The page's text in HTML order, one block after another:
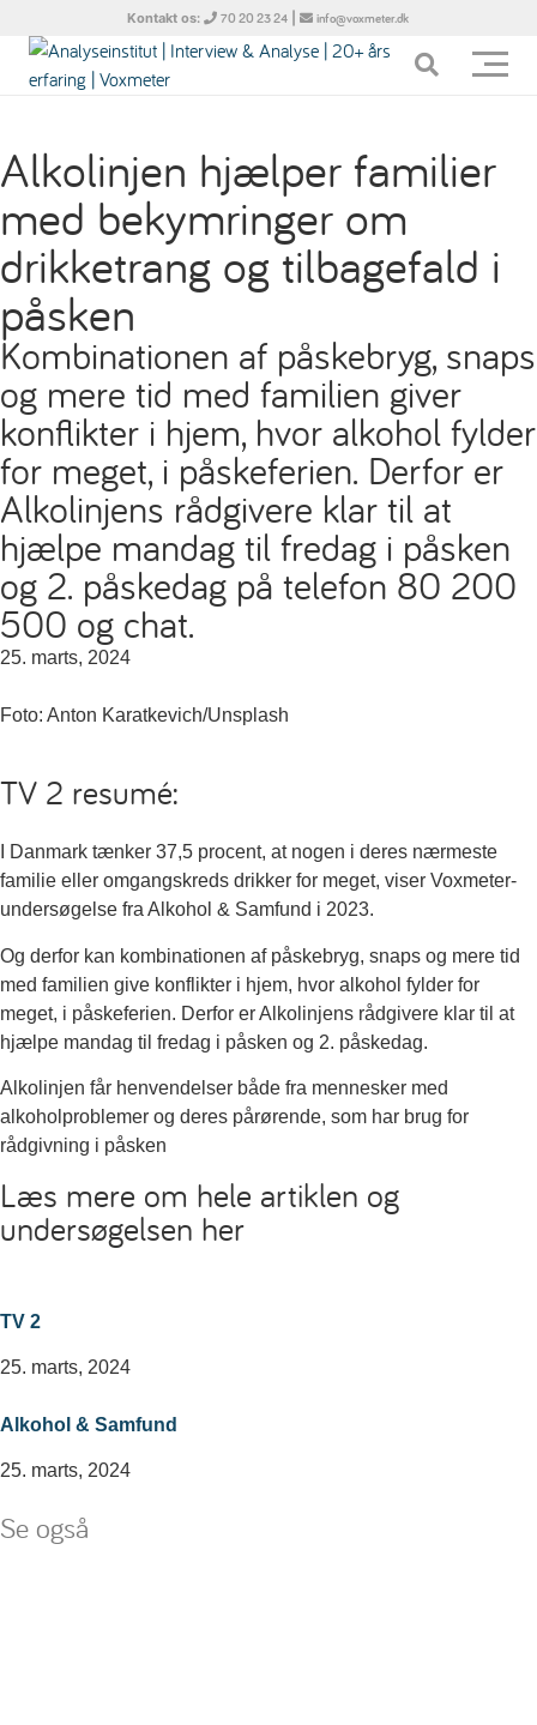
Kontakt os: 70 20 23 24 | info@voxmeter.dk
Alkolinjen hjælper familier
med bekymringer om
drikketrang og tilbagefald i
påsken
Kombinationen af påskebryg, snaps
og mere tid med familien giver
konflikter i hjem, hvor alkohol fylder
for meget, i påskeferien. Derfor er
Alkolinjens rådgivere klar til at
hjælpe mandag til fredag i påsken
og 2. påskedag på telefon 80 200
500 og chat.
25. marts, 2024
Foto: Anton Karatkevich/Unsplash
TV 2 resumé:
I Danmark tænker 37,5 procent, at nogen i deres nærmeste
familie eller omgangskreds drikker for meget, viser Voxmeter-
undersøgelse fra Alkohol & Samfund i 2023.
Og derfor kan kombinationen af påskebryg, snaps og mere tid
med familien give konflikter i hjem, hvor alkohol fylder for
meget, i påskeferien. Derfor er Alkolinjens rådgivere klar til at
hjælpe mandag til fredag i påsken og 2. påskedag.
Alkolinjen får henvendelser både fra mennesker med
alkoholproblemer og deres pårørende, som har brug for
rådgivning i påsken
Læs mere om hele artiklen og
undersøgelsen her
TV 2
25. marts, 2024
Alkohol & Samfund
25. marts, 2024
Se også